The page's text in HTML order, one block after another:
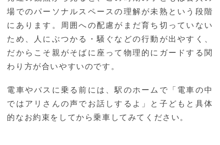
場でのパーソナルスペースの理解が未熟という段階
にあります。周囲への配慮がまだ育ち切っていない
ため、人にぶつかる・騒ぐなどの行動が出やすく、
だからこそ親がそばに座って物理的にガードする関
わり方が合いやすいのです。
電車やバスに乗る前には、駅のホームで「電車の中
ではアリさんの声でお話しするよ」と子どもと具体
的なお約束をしてから乗車してみてください。